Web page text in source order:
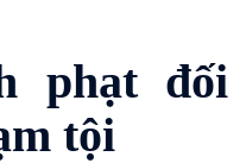
phạt đối
tội